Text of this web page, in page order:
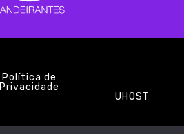
Política de
Privacidade
UHOST